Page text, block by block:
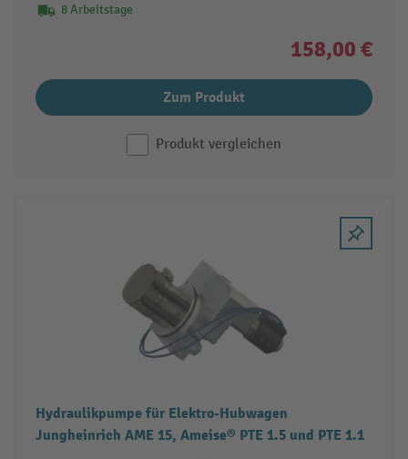
8 Arbeitstage
158,00 €
Zum Produkt
Produkt vergleichen
Hydraulikpumpe für Elektro-Hubwagen
Jungheinrich AME 15, Ameise® PTE 1.5 und PTE 1.1